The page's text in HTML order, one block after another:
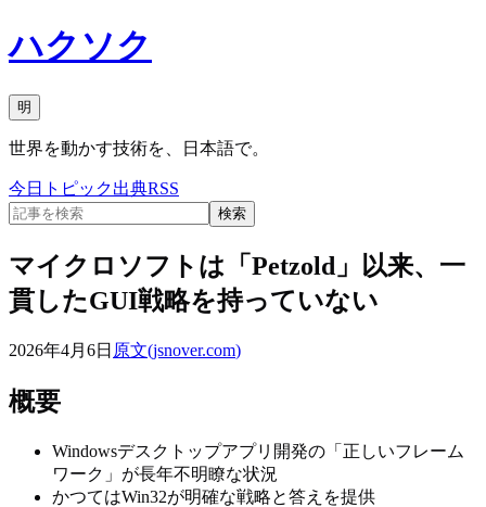
ハクソク
明
世界を動かす技術を、日本語で。
今日 トピック出典RSS
検索
マイクロソフトは「Petzold」以来、一
貫したGUI戦略を持っていない
2026年4月6日 原文(jsnover.com)
概要
Windowsデスクトップアプリ開発の「正しいフレーム
ワーク」が長年不明瞭な状況
かつてはWin32が明確な戦略と答えを提供